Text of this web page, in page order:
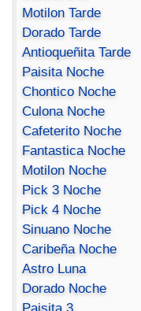
Motilon Tarde
Dorado Tarde
Antioqueñita Tarde
Paisita Noche
Chontico Noche
Culona Noche
Cafeterito Noche
Fantastica Noche
Motilon Noche
Pick 3 Noche
Pick 4 Noche
Sinuano Noche
Caribeña Noche
Astro Luna
Dorado Noche
Paisita 3